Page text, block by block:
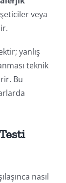
veya
yanlış
teknik
Bu
nasıl